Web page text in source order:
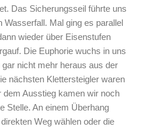
Das Sicherungsseil führte uns
Wasserfall. Mal ging es parallel
wieder über Eisenstufen
Die Euphorie wuchs in uns
nicht mehr heraus aus der
nächsten Klettersteigler waren
Ausstieg kamen wir noch
Stelle. An einem Überhang
Weg wählen oder die